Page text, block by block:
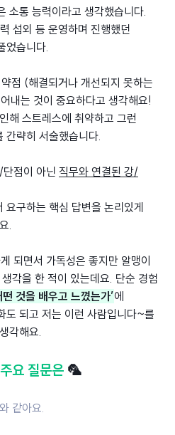
소통 능력이라고 생각했습니다.
섭외 등 운영하며 진행했던
었습니다.
점 (해결되거나 개선되지 못하는
내는 것이 중요하다고 생각해요!
해 스트레스에 취약하고 그런
간략히 서술했습니다.
점이 아닌 직무와 연결된 강/
요구하는 핵심 답변을 논리있게
.
되면서 가독성은 좋지만 알맹이
각을 한 적이 있는데요. 단순 경험
것을 배우고 느꼈는가’에
도 되고 저는 이런 사람입니다~를
각해요.
요 질문은 🦜
같아요.